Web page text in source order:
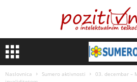
Naslovnica Sumero aktivnosti
03. decembar –